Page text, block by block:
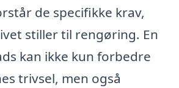
de specifikke krav,
stiller til rengøring. En
kan ikke kun forbedre
trivsel, men også